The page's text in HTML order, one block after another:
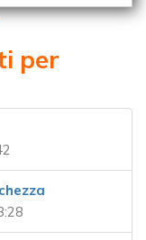
per